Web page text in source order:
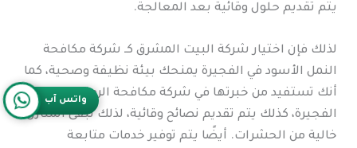
يتم تقديم حلول وقائية بعد المعالجة.
لذلك فإن اختيار شركة البيت المشرق كـ شركة مكافحة
النمل الأسود في الفجيرة يمنحك بيئة نظيفة وصحية، كما
أنك تستفيد من خبرتها في شركة مكافحة الرمة في
الفجيرة، كذلك يتم تقديم نصائح وقائية، لذلك تبقى المنازل
خالية من الحشرات. أيضًا يتم توفير خدمات متابعة
واتس آب